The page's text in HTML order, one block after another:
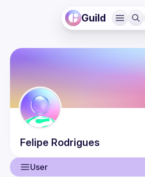
Guild
Felipe Rodrigues
User